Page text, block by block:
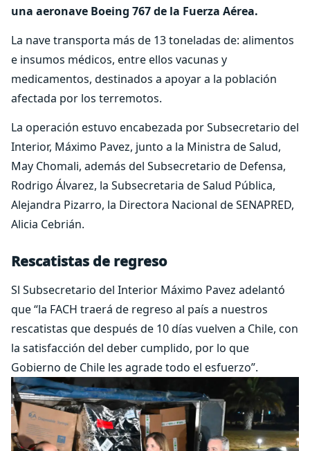
una aeronave Boeing 767 de la Fuerza Aérea.
La nave transporta más de 13 toneladas de: alimentos
e insumos médicos, entre ellos vacunas y
medicamentos, destinados a apoyar a la población
afectada por los terremotos.
La operación estuvo encabezada por Subsecretario del
Interior, Máximo Pavez, junto a la Ministra de Salud,
May Chomali, además del Subsecretario de Defensa,
Rodrigo Álvarez, la Subsecretaria de Salud Pública,
Alejandra Pizarro, la Directora Nacional de SENAPRED,
Alicia Cebrián.
Rescatistas de regreso
Sl Subsecretario del Interior Máximo Pavez adelantó
que “la FACH traerá de regreso al país a nuestros
rescatistas que después de 10 días vuelven a Chile, con
la satisfacción del deber cumplido, por lo que
Gobierno de Chile les agrade todo el esfuerzo”.